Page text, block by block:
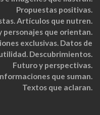
Propuestas positivas.
Artículos que nutren.
personajes que orientan.
exclusivas. Datos de
Descubrimientos.
Futuro y perspectivas.
que suman.
Textos que aclaran.